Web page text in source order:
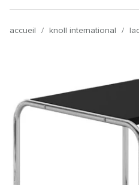
accueil / knoll international /